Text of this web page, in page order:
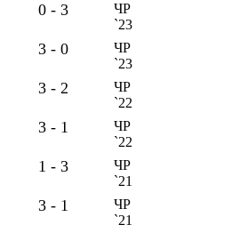
0 - 3
ЧР
`23
3 - 0
ЧР
`23
3 - 2
ЧР
`22
3 - 1
ЧР
`22
1 - 3
ЧР
`21
3 - 1
ЧР
`21